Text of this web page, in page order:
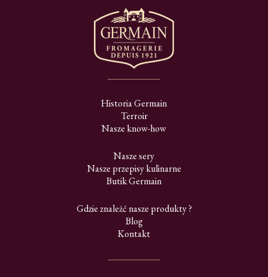
Historia Germain
Terroir
Nasze know-how
Nasze sery
Nasze przepisy kulinarne
Butik Germain
Gdzie znależć nasze produkty ?
Blog
Kontakt